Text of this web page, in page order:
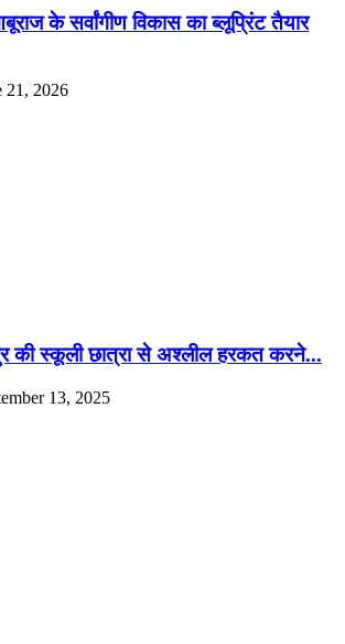
के सर्वांगीण विकास का ब्लूप्रिंट तैयार
21, 2026
की स्कूली छात्रा से अश्लील हरकत करने...
13, 2025